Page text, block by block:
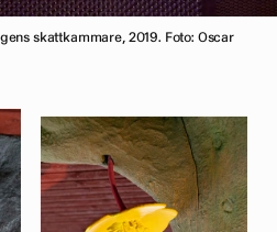
skattkammare, 2019. Foto: Oscar